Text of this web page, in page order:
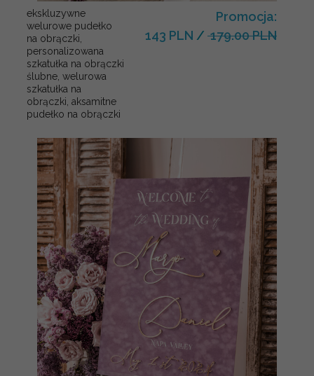
ekskluzywne
welurowe pudełko
na obrączki,
personalizowana
szkatułka na obrączki
ślubne, welurowa
szkatułka na
obrączki, aksamitne
pudełko na obrączki
Promocja:
143 PLN / 179.00 PLN